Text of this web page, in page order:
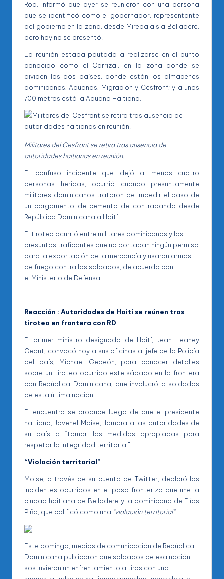
Roa, informó que ayer se reunieron con una persona
que se identificó como el gobernador, representante
del gobierno en la zona, desde Mirebalais a Belladere,
pero hoy no se presentó.
La reunión estaba pautada a realizarse en el punto
conocido como el Carrizal, en la zona donde se
dividen los dos países, donde están los almacenes
dominicanos, Aduanas, Migracion y Cesfronf; y a unos
700 metros está la Aduana Haitiana.
Militares del Cesfront se retira tras ausencia de
autoridades haitianas en reunión.
El confuso incidente que dejó al menos cuatro
personas heridas, ocurrió cuando presuntamente
militares dominicanos trataron de impedir el paso de
un cargamento de cemento de contrabando desde
República Dominicana a Haití.
El tiroteo ocurrió entre militares dominicanos y los
presuntos traficantes que no portaban ningún permiso
para la exportación de la mercancía y usaron armas
de fuego contra los soldados, de acuerdo con
el Ministerio de Defensa.
Reacción : Autoridades de Haití se reúnen tras
tiroteo en frontera con RD
El primer ministro designado de Haití, Jean Heaney
Ceant, convocó hoy a sus oficinas al jefe de la Policía
del país, Michael Gedeón, para conocer detalles
sobre un tiroteo ocurrido este sábado en la frontera
con República Dominicana, que involucró a soldados
de esta última nación.
El encuentro se produce luego de que el presidente
haitiano, Jovenel Moise, llamara a las autoridades de
su país a “tomar las medidas apropiadas para
respetar la integridad territorial”.
“Violación territorial”
Moise, a través de su cuenta de Twitter, deploró los
incidentes ocurridos en el paso fronterizo que une la
ciudad haitiana de Belladere y la dominicana de Elías
Piña, que calificó como una “violación territorial”
Este domingo, medios de comunicación de República
Dominicana publicaron que soldados de esa nación
sostuvieron un enfrentamiento a tiros con una